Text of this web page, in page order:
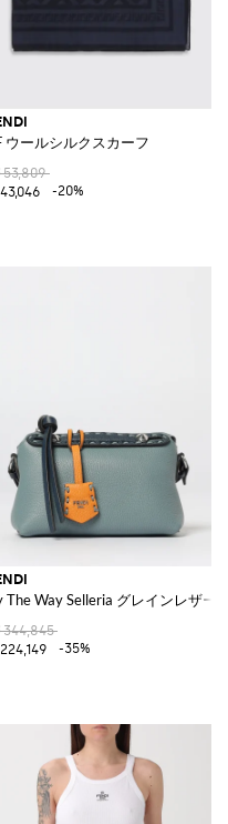
ウールシルクスカーフ
53,809
43,046
-20%
ンラバー スニーカー
The Way Selleria グレインレザー
344,845
-35%